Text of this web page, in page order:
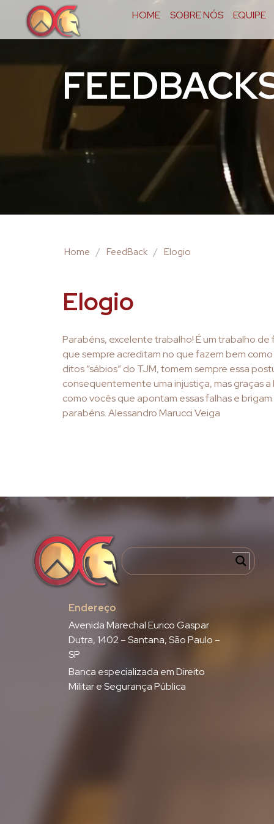
HOME SOBRE NÓS EQUIPE
Home / FeedBack / Elogio
Elogio
Parabéns, excelente trabalho! É um trabalho
que sempre acreditam no que fazem bem
ditos “sábios” do TJM, tomem sempre essa
consequentemente uma injustiça, mas graças a
como vocês que apontam essas falhas e brigam
parabéns. Alessandro Marucci Veiga
Endereço
Avenida Marechal Eurico Gaspar
Dutra, 1402 – Santana, São Paulo –
SP
Banca especializada em Direito
Militar e Segurança Pública